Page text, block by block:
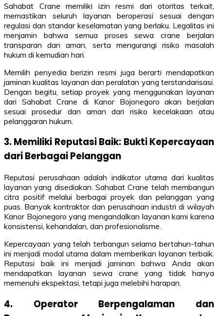
Sahabat Crane memiliki izin resmi dari otoritas terkait,
memastikan seluruh layanan beroperasi sesuai dengan
regulasi dan standar keselamatan yang berlaku. Legalitas ini
menjamin bahwa semua proses sewa crane berjalan
transparan dan aman, serta mengurangi risiko masalah
hukum di kemudian hari.
Memilih penyedia berizin resmi juga berarti mendapatkan
jaminan kualitas layanan dan peralatan yang terstandarisasi.
Dengan begitu, setiap proyek yang menggunakan layanan
dari Sahabat Crane di Kanor Bojonegoro akan berjalan
sesuai prosedur dan aman dari risiko kecelakaan atau
pelanggaran hukum.
3. Memiliki Reputasi Baik: Bukti Kepercayaan
dari Berbagai Pelanggan
Reputasi perusahaan adalah indikator utama dari kualitas
layanan yang disediakan. Sahabat Crane telah membangun
citra positif melalui berbagai proyek dan pelanggan yang
puas. Banyak kontraktor dan perusahaan industri di wilayah
Kanor Bojonegoro yang mengandalkan layanan kami karena
konsistensi, kehandalan, dan profesionalisme.
Kepercayaan yang telah terbangun selama bertahun-tahun
ini menjadi modal utama dalam memberikan layanan terbaik.
Reputasi baik ini menjadi jaminan bahwa Anda akan
mendapatkan layanan sewa crane yang tidak hanya
memenuhi ekspektasi, tetapi juga melebihi harapan.
4. Operator Berpengalaman dan